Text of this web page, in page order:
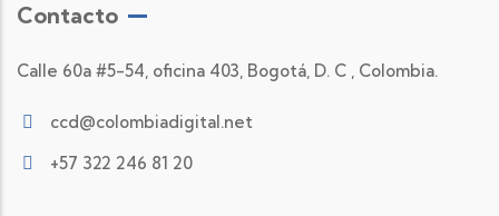
Contacto
Calle 60a #5-54, oficina 403, Bogotá, D. C , Colombia.
ccd@colombiadigital.net
+57 322 246 81 20